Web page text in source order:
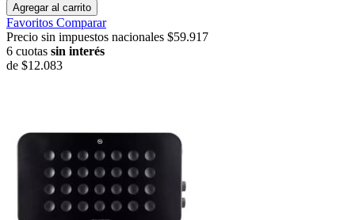
Agregar al carrito
Favoritos Comparar
Precio sin impuestos nacionales $59.917
6 cuotas sin interés
de $12.083